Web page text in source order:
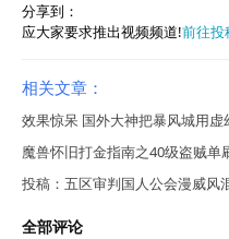
分享到：
应大家要求推出视频频道!前往投
相关文章：
效果惊呆 国外大神把暴风城用虚
魔兽怀旧打金指南之40级盗贼单
投稿：五区审判国人公会漫威风
全部评论